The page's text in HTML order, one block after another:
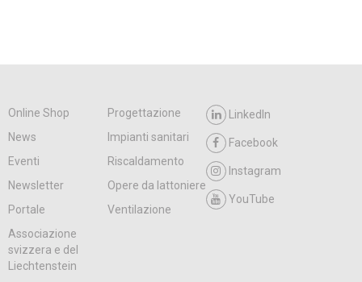
Online Shop
Progettazione
News
Impianti sanitari
Eventi
Riscaldamento
Newsletter
Opere da lattoniere
Portale
Ventilazione
LinkedIn
Facebook
Instagram
YouTube
Associazione
svizzera e del
Liechtenstein